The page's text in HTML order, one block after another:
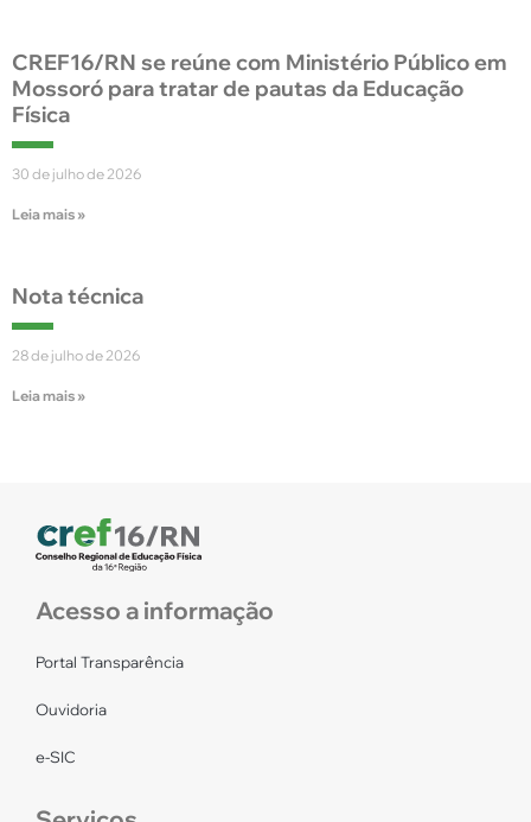
CREF16/RN se reúne com Ministério Público em
Mossoró para tratar de pautas da Educação
Física
30 de julho de 2026
Leia mais »
Nota técnica
28 de julho de 2026
Leia mais »
Acesso a informação
Portal Transparência
Ouvidoria
e-SIC